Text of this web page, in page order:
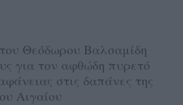
Θεόδωρου Βαλσαμίδη
για τον αφθώδη πυρετό
στις δαπάνες της
Αιγαίου